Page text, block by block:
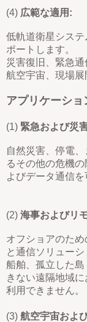
(4) 広範な適用:
低軌道衛星シス
ポートします。
災害復旧、緊急通
航空宇宙、現場展
アプリケーショ
(1) 緊急および災
自然災害、停電
るその他の危機
よびデータ通信を
(2) 海事およびリ
オフショアのた
と通信ソリューシ
船舶、孤立した
きない遠隔地域に
利用できません。
(3) 航空宇宙およ